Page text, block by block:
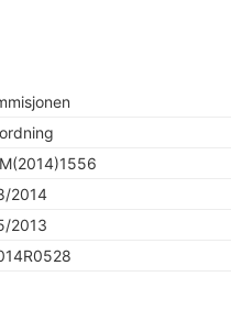
2014
2013